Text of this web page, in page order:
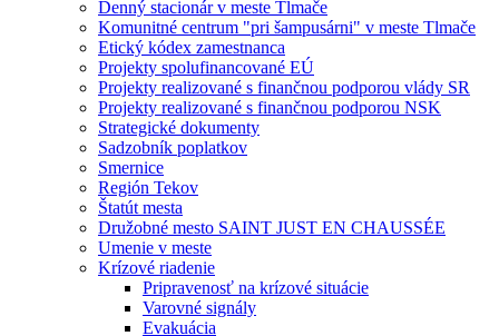
Denný stacionár v meste Tlmače
Komunitné centrum "pri šampusárni" v meste Tlmače
Etický kódex zamestnanca
Projekty spolufinancované EÚ
Projekty realizované s finančnou podporou vlády SR
Projekty realizované s finančnou podporou NSK
Strategické dokumenty
Sadzobník poplatkov
Smernice
Región Tekov
Štatút mesta
Družobné mesto SAINT JUST EN CHAUSSÉE
Umenie v meste
Krízové riadenie
Pripravenosť na krízové situácie
Varovné signály
Evakuácia